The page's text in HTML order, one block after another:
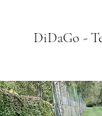
DiDaGo -